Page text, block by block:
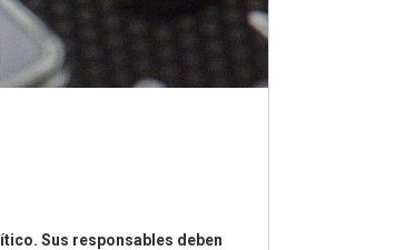
Sus responsables deben